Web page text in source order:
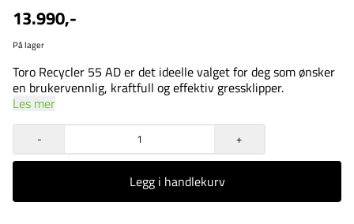
13.990,-
På lager
Toro Recycler 55 AD er det ideelle valget for deg som ønsker
en brukervennlig, kraftfull og effektiv gressklipper.
Les mer
- +
Legg i handlekurv